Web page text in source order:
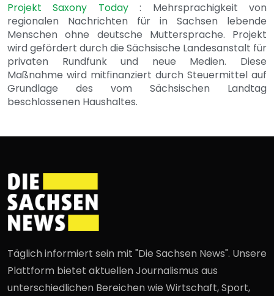
Projekt Saxony Today: Mehrsprachigkeit von
regionalen Nachrichten für in Sachsen lebende
Menschen ohne deutsche Muttersprache. Projekt
wird gefördert durch die Sächsische Landesanstalt für
privaten Rundfunk und neue Medien. Diese
Maßnahme wird mitfinanziert durch Steuermittel auf
Grundlage des vom Sächsischen Landtag
beschlossenen Haushaltes.
Täglich informiert sein mit "Die Sachsen News". Unsere
Plattform bietet aktuellen Journalismus aus
unterschiedlichen Bereichen wie Wirtschaft, Sport,